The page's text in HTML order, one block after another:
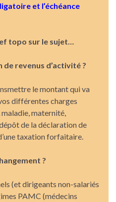
et l’échéance
topo sur le sujet…
revenus d’activité ?
le montant qui va
différentes charges
maternité,
de la déclaration de
taxation forfaitaire.
?
(et dirigeants non-salariés
PAMC (médecins